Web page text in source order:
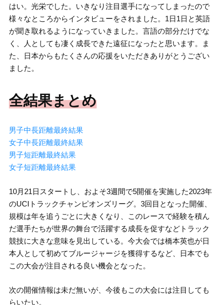
はい。光栄でした。いきなり注目選手になってしまったので
様々なところからインタビューをされました。1日1日と英語
が聞き取れるようになっていきました。言語の部分だけでな
く、人としても凄く成長できた遠征になったと思います。ま
た、日本からもたくさんの応援をいただきありがとうござい
ました。
全結果まとめ
男子中長距離最終結果
女子中長距離最終結果
男子短距離最終結果
女子短距離最終結果
10月21日スタートし、およそ3週間で5開催を実施した2023年
のUCIトラックチャンピオンズリーグ。3回目となった開催、
規模は年を追うごとに大きくなり、このレースで経験を積ん
だ選手たちが世界の舞台で活躍する成長を促すなどトラック
競技に大きな意味を見出している。今大会では橋本英也が日
本人として初めてブルージャージを獲得するなど、日本でも
この大会が注目される良い機会となった。
次の開催情報は未だ無いが、今後もこの大会には注目しても
らいたい。